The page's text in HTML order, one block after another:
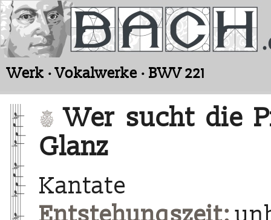
Werk · Vokalwerke · BWV 221
Wer sucht die
Glanz
Kantate